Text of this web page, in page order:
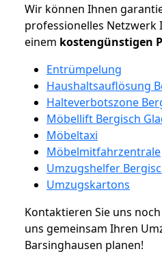
Wir können Ihnen
professionelles Netzwerk
einem kostengünstigen
Entrümpelung
Haushaltsauflösung
Halteverbotszone
Möbellift Bergisch
Möbeltaxi
Möbelmitfahrzentrale
Umzugshelfer
Umzugskartons
Kontaktieren Sie uns
uns gemeinsam Ihren
Barsinghausen planen!